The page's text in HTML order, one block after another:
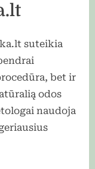
suteikia
bet ir
odos
naudoja